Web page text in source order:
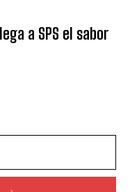
a SPS el sabor